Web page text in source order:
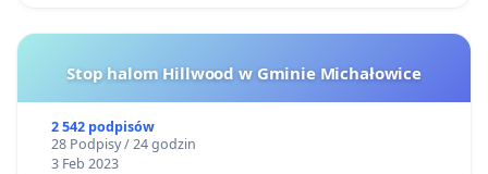
Stop halom Hillwood w Gminie Michałowice
2 542 podpisów
28 Podpisy / 24 godzin
3 Feb 2023